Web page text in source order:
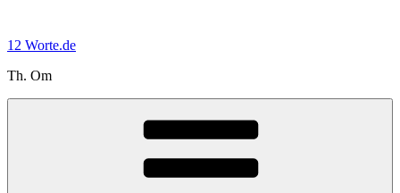
springen
12 Worte.de
Th. Om